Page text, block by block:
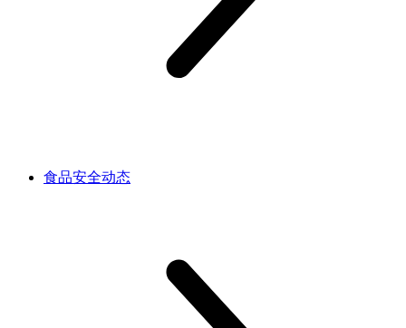
食品安全动态